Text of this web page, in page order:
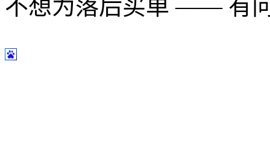
不想为落后买单 —— 有